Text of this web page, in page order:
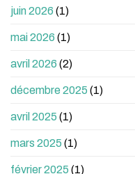
juin 2026 (1)
mai 2026 (1)
avril 2026 (2)
décembre 2025 (1)
avril 2025 (1)
mars 2025 (1)
février 2025 (1)